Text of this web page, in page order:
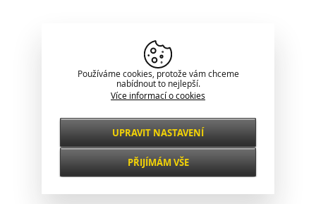
Používáme cookies, protože vám chceme
nabídnout to nejlepší.
Více informací o cookies
Nezbytné
VŽDY AKTIVNÍ
Funkční a
UPRAVIT NASTAVENÍ
PŘIJÍMÁM VŠE